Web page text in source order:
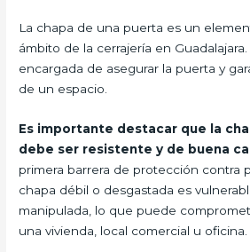
La chapa de una puerta es un
ámbito de la cerrajería en
encargada de asegurar la puerta y
de un espacio.
Es importante destacar que la
debe ser resistente y de buena
primera barrera de protección contra
chapa débil o desgastada es
manipulada, lo que puede
una vivienda, local comercial u oficina.